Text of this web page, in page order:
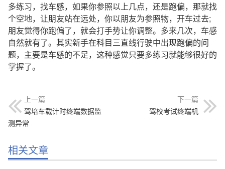
多练习，找车感，如果你参照以上几点，还是跑偏，那就找
个空地，让朋友站在远处，你以朋友为参照物，开车过去;
朋友觉得你跑偏了，就会打手势让你调整。多来几次，车感
自然就有了。其实新手在科目三直线行驶中出现跑偏的问
题，主要是车感的不足，这种感觉只要多练习就能够很好的
掌握了。
上一篇
驾培车载计时终端数据监
测异常
下一篇
驾校考试终端机
相关文章